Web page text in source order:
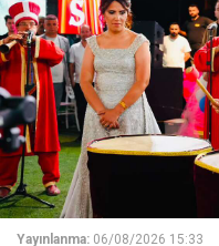
Yayınlanma: 06/08/2026 15:33